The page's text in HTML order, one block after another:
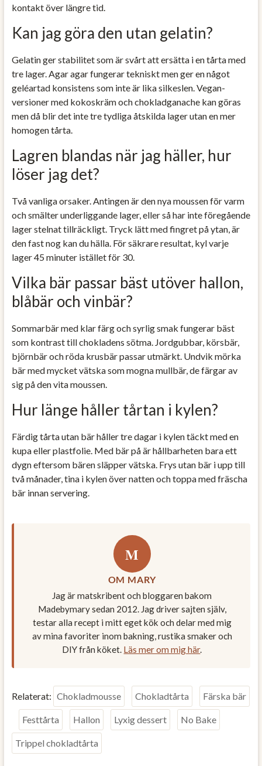
kontakt över längre tid.
Kan jag göra den utan gelatin?
Gelatin ger stabilitet som är svårt att ersätta i en tårta med
tre lager. Agar agar fungerar tekniskt men ger en något
geléartad konsistens som inte är lika silkeslen. Vegan-
versioner med kokoskräm och chokladganache kan göras
men då blir det inte tre tydliga åtskilda lager utan en mer
homogen tårta.
Lagren blandas när jag häller, hur
löser jag det?
Två vanliga orsaker. Antingen är den nya moussen för varm
och smälter underliggande lager, eller så har inte föregående
lager stelnat tillräckligt. Tryck lätt med fingret på ytan, är
den fast nog kan du hälla. För säkrare resultat, kyl varje
lager 45 minuter istället för 30.
Vilka bär passar bäst utöver hallon,
blåbär och vinbär?
Sommarbär med klar färg och syrlig smak fungerar bäst
som kontrast till chokladens sötma. Jordgubbar, körsbär,
björnbär och röda krusbär passar utmärkt. Undvik mörka
bär med mycket vätska som mogna mullbär, de färgar av
sig på den vita moussen.
Hur länge håller tårtan i kylen?
Färdig tårta utan bär håller tre dagar i kylen täckt med en
kupa eller plastfolie. Med bär på är hållbarheten bara ett
dygn eftersom bären släpper vätska. Frys utan bär i upp till
två månader, tina i kylen över natten och toppa med fräscha
bär innan servering.
M
OM MARY
Jag är matskribent och bloggaren bakom
Madebymary sedan 2012. Jag driver sajten själv,
testar alla recept i mitt eget kök och delar med mig
av mina favoriter inom bakning, rustika smaker och
DIY från köket. Läs mer om mig här.
Relaterat: Chokladmousse Chokladtårta Färska bär
Festtårta Hallon Lyxig dessert No Bake
Trippel chokladtårta